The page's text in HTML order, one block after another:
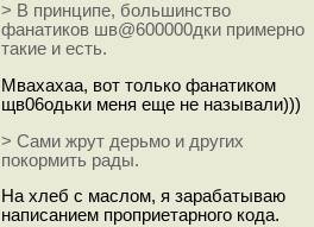
> В принципе, большинство
фанатиков шв@600000дки примерно
такие и есть.
Мвахахаа, вот только фанатиком
щв06одьки меня еще не называли)))
> Сами жрут дерьмо и других
покормить рады.
На хлеб с маслом, я зарабатываю
написанием проприетарного кода.